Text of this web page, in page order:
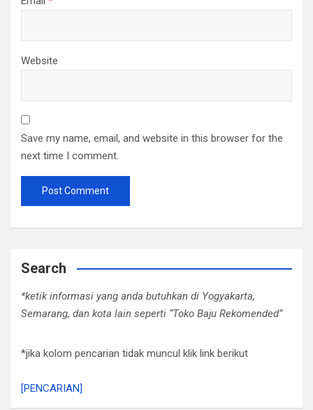
Website
Save my name, email, and website in this browser for the
next time I comment.
Search
*ketik informasi yang anda butuhkan di Yogyakarta,
Semarang, dan kota lain seperti “Toko Baju Rekomended”
*jika kolom pencarian tidak muncul klik link berikut
[PENCARIAN]